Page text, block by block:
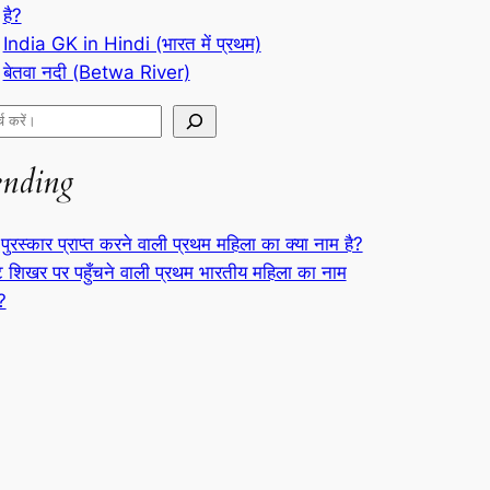
है?
India GK in Hindi (भारत में प्रथम)
बेतवा नदी (Betwa River)
प्राप्त करने वाली प्रथम महिला का क्या नाम है?
शिखर पर पहुँचने वाली प्रथम भारतीय महिला का नाम